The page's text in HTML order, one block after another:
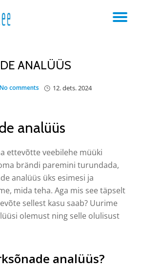
ANALÜÜS
12. dets. 2024
No comments
analüüs
ettevõtte veebilehe müüki
brändi paremini turundada,
analüüs üks esimesi ja
mida teha. Aga mis see täpselt
sellest kasu saab? Uurime
olemust ning selle olulisust
analüüs?